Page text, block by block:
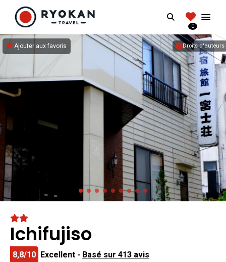
RYOKANTRAVEL
Vivez l'expérience authentique d'un Ryokan
Search
0
Droits d'auteurs
Ajouter aux favoris
Ichifujiso
8,8/10 Excellent - Basé sur 413 avis